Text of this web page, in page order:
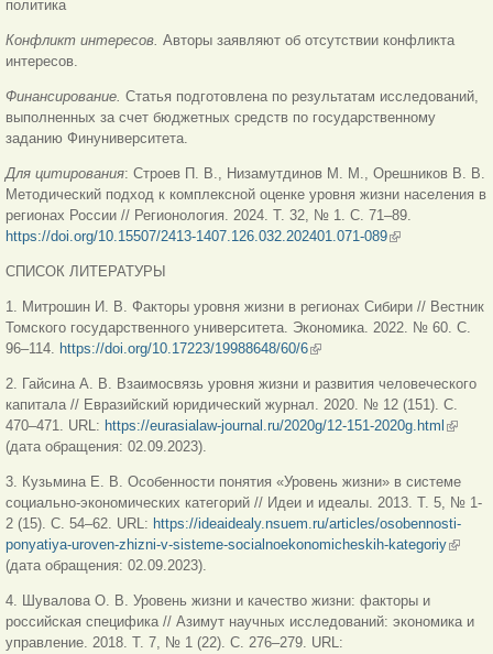
политика
Конфликт интересов. Авторы заявляют об отсутствии конфликта
интересов.
Финансирование. Статья подготовлена по результатам исследований,
выполненных за счет бюджетных средств по государственному
заданию Финуниверситета.
Для цитирования: Строев П. В., Низамутдинов М. М., Орешников В. В.
Методический подход к комплексной оценке уровня жизни населения в
регионах России // Регионология. 2024. Т. 32, № 1. С. 71–89.
https://doi.org/10.15507/2413-1407.126.032.202401.071-089(внешняя
СПИСОК ЛИТЕРАТУРЫ
1. Митрошин И. В. Факторы уровня жизни в регионах Сибири // Вестник
Томского государственного университета. Экономика. 2022. № 60. С.
96–114. https://doi.org/10.17223/19988648/60/6(внешняя ссылка)
2. Гайсина А. В. Взаимосвязь уровня жизни и развития человеческого
капитала // Евразийский юридический журнал. 2020. № 12 (151). С.
470–471. URL: https://eurasialaw-journal.ru/2020g/12-151-2020g.html
(дата обращения: 02.09.2023).
3. Кузьмина Е. В. Особенности понятия «Уровень жизни» в системе
социально-экономических категорий // Идеи и идеалы. 2013. Т. 5, № 1-
2 (15). С. 54–62. URL: https://ideaidealy.nsuem.ru/articles/osobennosti-
ponyatiya-uroven-zhizni-v-sisteme-socialnoekonomicheskih-kategoriy
(дата обращения: 02.09.2023).
4. Шувалова О. В. Уровень жизни и качество жизни: факторы и
российская специфика // Азимут научных исследований: экономика и
управление. 2018. Т. 7, № 1 (22). С. 276‒279. URL: